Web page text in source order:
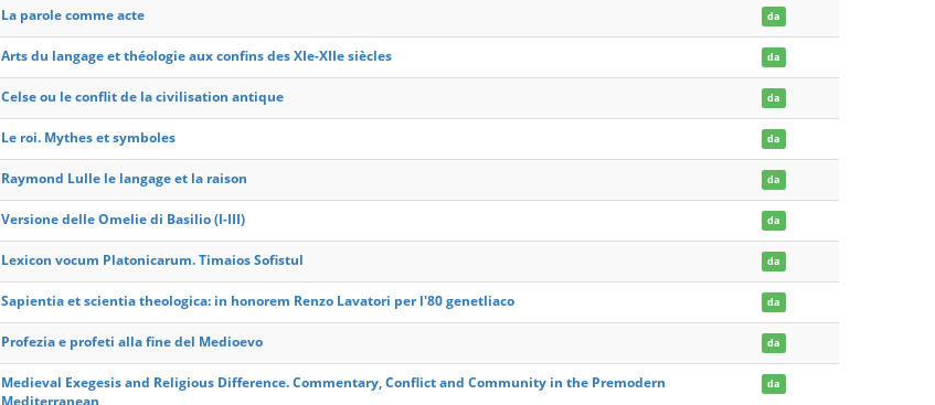
La parole comme acte da
Arts du langage et théologie aux confins des XIe-XIIe siècles da
Celse ou le conflit de la civilisation antique da
Le roi. Mythes et symboles da
Raymond Lulle le langage et la raison da
Versione delle Omelie di Basilio (I-III) da
Lexicon vocum Platonicarum. Timaios Sofistul da
Sapientia et scientia theologica: in honorem Renzo Lavatori per l'80 genetliaco da
Profezia e profeti alla fine del Medioevo da
Medieval Exegesis and Religious Difference. Commentary, Conflict and Community in the Premodern
Mediterranean
da